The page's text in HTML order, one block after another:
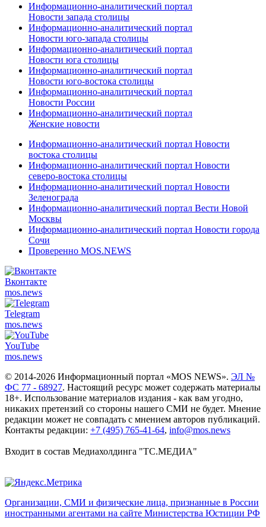
Информационно-аналитический портал
Новости запада столицы
Информационно-аналитический портал
Новости юго-запада столицы
Информационно-аналитический портал
Новости юга столицы
Информационно-аналитический портал
Новости юго-востока столицы
Информационно-аналитический портал
Новости России
Информационно-аналитический портал
Женские новости
Информационно-аналитический портал Новости
востока столицы
Информационно-аналитический портал Новости
северо-востока столицы
Информационно-аналитический портал Новости
Зеленограда
Информационно-аналитический портал Вести Новой
Москвы
Информационно-аналитический портал Новости города
Сочи
Проверенно MOS.NEWS
Вконтакте
mos.news
Telegram
mos.news
YouTube
mos.news
© 2014-2026 Информационный портал «MOS NEWS». ЭЛ №
ФС 77 - 68927. Настоящий ресурс может содержать материалы
18+. Использование материалов издания - как вам угодно,
никаких претензий со стороны нашего СМИ не будет. Мнение
редакции может не совпадать с мнением авторов публикаций.
Контакты редакции: +7 (495) 765-41-64, info@mos.news
Входит в состав Медиахолдинга "ТС.МЕДИА"
Организации, СМИ и физические лица, признанные в России
иностранными агентами на сайте Министерства Юстиции РФ